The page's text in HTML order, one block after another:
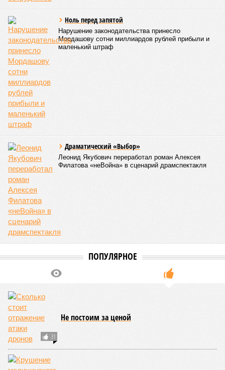
Ноль перед запятой
Нарушение законодательства принесло
Мордашову сотни миллиардов рублей прибыли и
маленький штраф
Драматический «Выбор»
Леонид Якубович переработал роман Алексея
Филатова «неВойна» в сценарий драмспектакля
ПОПУЛЯРНОЕ
31
Не постоим за ценой